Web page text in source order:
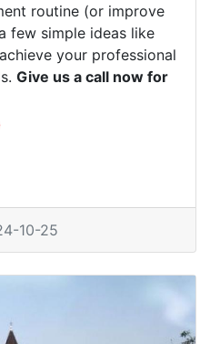
routine (or improve
few simple ideas like
your professional
Give us a call now for
10-25